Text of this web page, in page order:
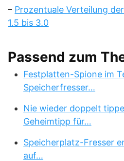
– Prozentuale Verteilung
1.5 bis 3.0
Passend zum
Festplatten-Spione im
Speicherfresser…
Nie wieder doppelt
Geheimtipp für…
Speicherplatz-Fresser
auf…